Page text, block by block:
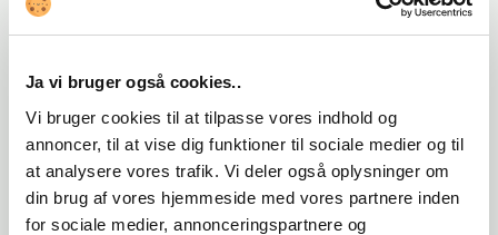
Ja vi bruger også cookies..
Vi bruger cookies til at tilpasse vores indhold og
annoncer, til at vise dig funktioner til sociale medier og til
at analysere vores trafik. Vi deler også oplysninger om
din brug af vores hjemmeside med vores partnere inden
for sociale medier, annonceringspartnere og
uden tvivl med til at trække spillet op på et rigtig, rigtig
Der vil være adrenalin og spænding i gang, når du
bevæger dig rundt på Yara, da du skal ud på seriøse
missioner for at redde folket og altid være klar til at
gemme dig, når Castillo’s styrker kører forbi i deres
pansrede køretøjer.